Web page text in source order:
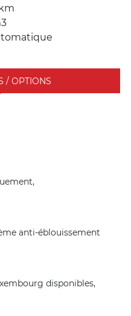
/ OPTIONS
anti-éblouissement
disponibles,